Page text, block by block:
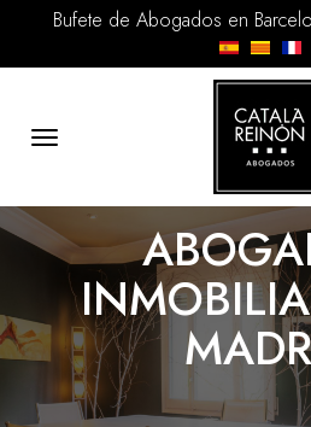
Bufete de Abogados en
Toggle